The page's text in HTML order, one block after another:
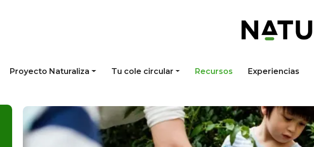
Proyecto Naturaliza Tu cole circular Recursos Experiencias